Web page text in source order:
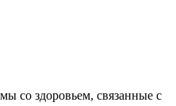
со здоровьем, связанные с